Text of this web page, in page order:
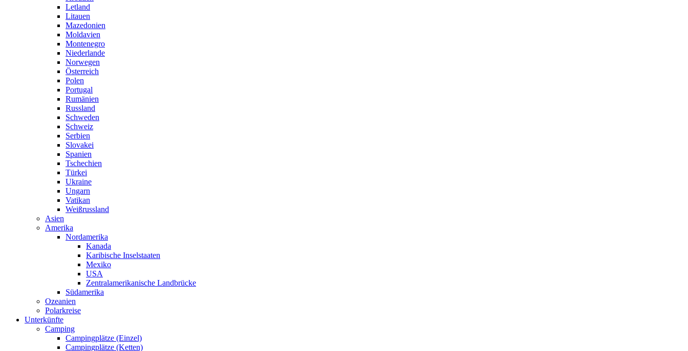
Letland
Litauen
Mazedonien
Moldavien
Montenegro
Niederlande
Norwegen
Österreich
Polen
Portugal
Rumänien
Russland
Schweden
Schweiz
Serbien
Slovakei
Spanien
Tschechien
Türkei
Ukraine
Ungarn
Vatikan
Weißrussland
Asien
Amerika
Nordamerika
Kanada
Karibische Inselstaaten
Mexiko
USA
Zentralamerikanische Landbrücke
Südamerika
Ozeanien
Polarkreise
Unterkünfte
Camping
Campingplätze (Einzel)
Campingplätze (Ketten)